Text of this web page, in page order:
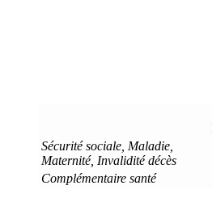
Sécurité sociale, Maladie,
Maternité, Invalidité décès
Complémentaire santé